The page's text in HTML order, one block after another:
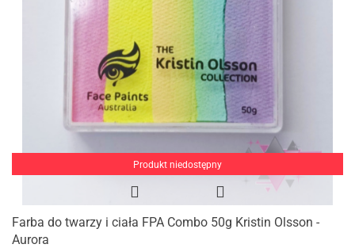
Produkt niedostępny
Farba do twarzy i ciała FPA Combo 50g Kristin Olsson -
Aurora